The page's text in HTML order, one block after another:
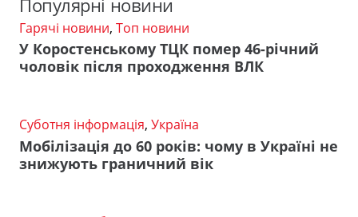
Гарячі новини, Топ новини
У Коростенському ТЦК помер 46-річний
чоловік після проходження ВЛК
Суботня інформація, Україна
Мобілізація до 60 років: чому в Україні не
знижують граничний вік